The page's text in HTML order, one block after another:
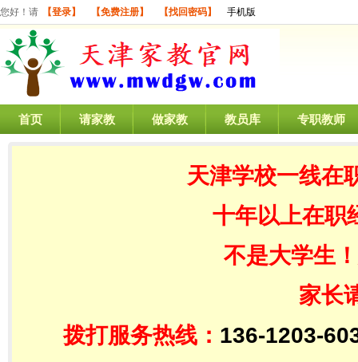
您好！请 【登录】 【免费注册】 【找回密码】 手机版
首页 请家教 做家教 教员库 专职教师
天津学校一线在
十年以上在职
不是大学生
家长
拨打服务热线： 136-1203-